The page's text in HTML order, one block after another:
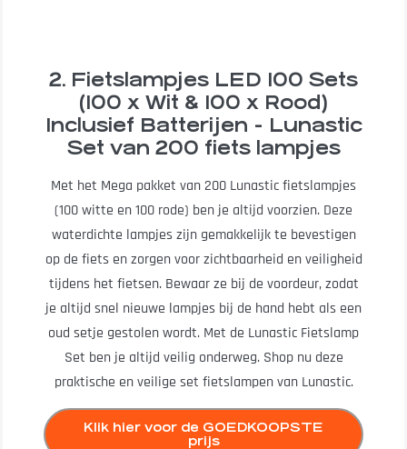
2. Fietslampjes LED 100 Sets
(100 x Wit & 100 x Rood)
Inclusief Batterijen - Lunastic
Set van 200 fiets lampjes
Met het Mega pakket van 200 Lunastic fietslampjes
(100 witte en 100 rode) ben je altijd voorzien. Deze
waterdichte lampjes zijn gemakkelijk te bevestigen
op de fiets en zorgen voor zichtbaarheid en veiligheid
tijdens het fietsen. Bewaar ze bij de voordeur, zodat
je altijd snel nieuwe lampjes bij de hand hebt als een
oud setje gestolen wordt. Met de Lunastic Fietslamp
Set ben je altijd veilig onderweg. Shop nu deze
praktische en veilige set fietslampen van Lunastic.
Klik hier voor de GOEDKOOPSTE
prijs